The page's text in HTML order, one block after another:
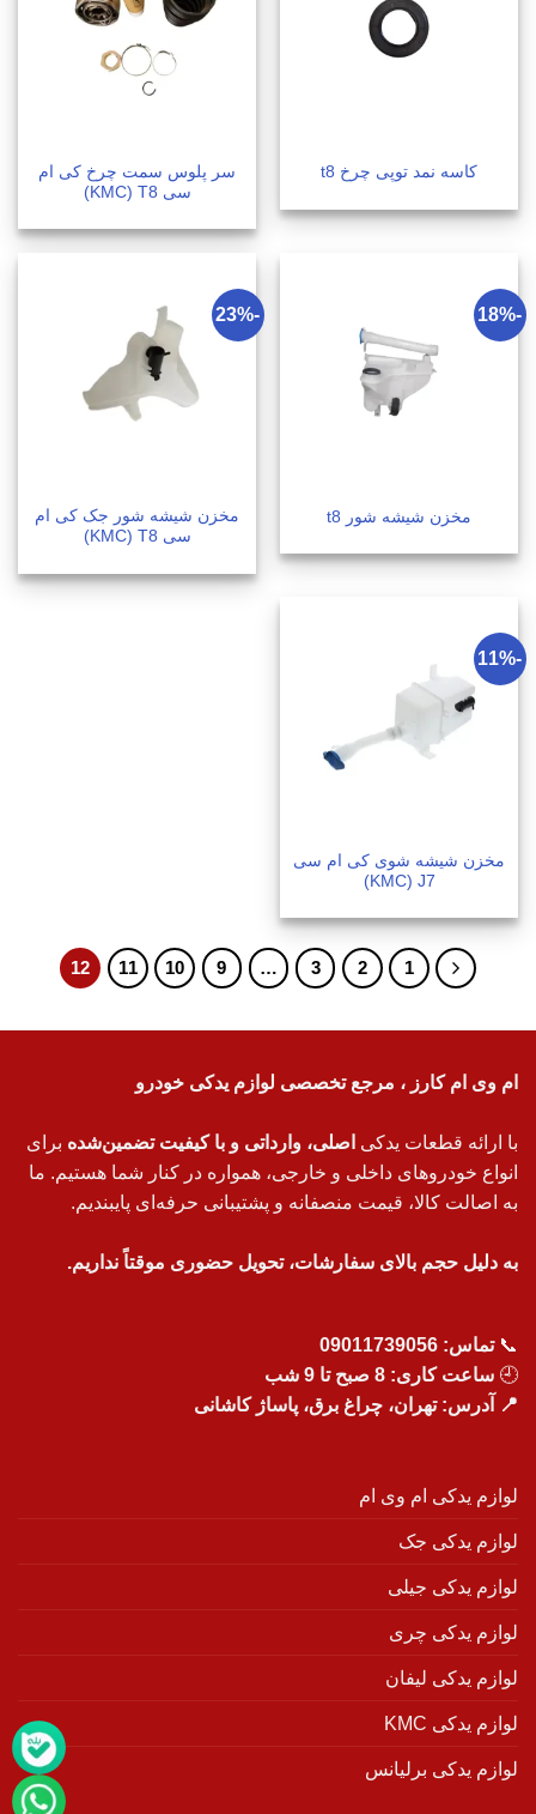
کاسه نمد توپی چرخ t8
سر پلوس سمت چرخ کی ام
سی KMC) T8)
-18%
مخزن شیشه شور t8
-23%
مخزن شیشه شور جک کی ام
سی KMC) T8)
-11%
مخزن شیشه شوی کی ام سی
KMC) J7)
1
2
3
…
9
10
11
12
ام وی ام کارز ، مرجع تخصصی لوازم یدکی خودرو
با ارائه قطعات یدکی اصلی، وارداتی و با کیفیت تضمین‌شده برای
انواع خودروهای داخلی و خارجی، همواره در کنار شما هستیم. ما
به اصالت کالا، قیمت منصفانه و پشتیبانی حرفه‌ای پایبندیم.
به دلیل حجم بالای سفارشات، تحویل حضوری موقتاً نداریم.
📞تماس: 09011739056
🕘 ساعت کاری: 8 صبح تا 9 شب
📍 آدرس: تهران، چراغ برق، پاساژ کاشانی
لوازم یدکی ام وی ام
لوازم یدکی جک
لوازم یدکی جیلی
لوازم یدکی چری
لوازم یدکی لیفان
لوازم یدکی KMC
لوازم یدکی برلیانس